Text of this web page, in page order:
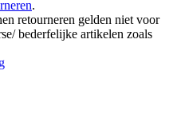
.
retourneren gelden niet voor
bederfelijke artikelen zoals